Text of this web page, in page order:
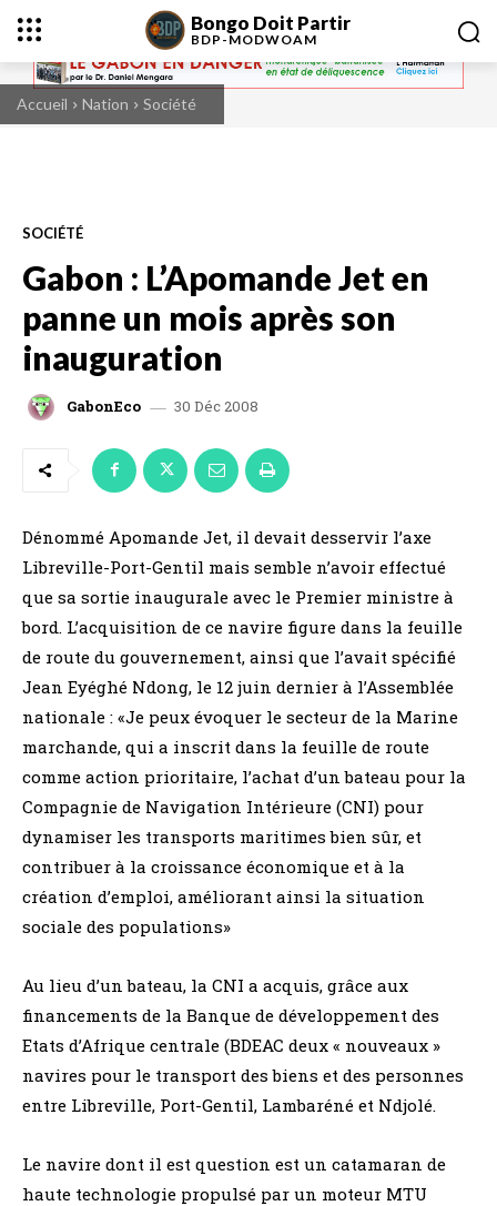
Bongo Doit Partir
BDP-MODWOAM
Accueil Nation Société
SOCIÉTÉ
Gabon : L’Apomande Jet en
panne un mois après son
inauguration
GabonEco 30 Déc 2008
Dénommé Apomande Jet, il devait desservir l’axe
Libreville-Port-Gentil mais semble n’avoir effectué
que sa sortie inaugurale avec le Premier ministre à
bord. L’acquisition de ce navire figure dans la feuille
de route du gouvernement, ainsi que l’avait spécifié
Jean Eyéghé Ndong, le 12 juin dernier à l’Assemblée
nationale : «Je peux évoquer le secteur de la Marine
marchande, qui a inscrit dans la feuille de route
comme action prioritaire, l’achat d’un bateau pour la
Compagnie de Navigation Intérieure (CNI) pour
dynamiser les transports maritimes bien sûr, et
contribuer à la croissance économique et à la
création d’emploi, améliorant ainsi la situation
sociale des populations»
Au lieu d’un bateau, la CNI a acquis, grâce aux
financements de la Banque de développement des
Etats d’Afrique centrale (BDEAC deux « nouveaux »
navires pour le transport des biens et des personnes
entre Libreville, Port-Gentil, Lambaréné et Ndjolé.
Le navire dont il est question est un catamaran de
haute technologie propulsé par un moteur MTU